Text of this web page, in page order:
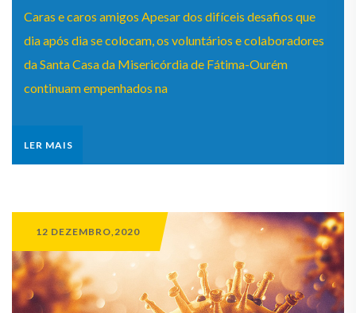
Caras e caros amigos Apesar dos difíceis desafios que
dia após dia se colocam, os voluntários e colaboradores
da Santa Casa da Misericórdia de Fátima-Ourém
continuam empenhados na
LER MAIS
12 DEZEMBRO,2020